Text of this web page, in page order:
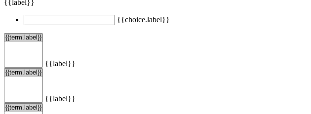
{{label}}
{{choice.label}}
{{label}}
{{label}}